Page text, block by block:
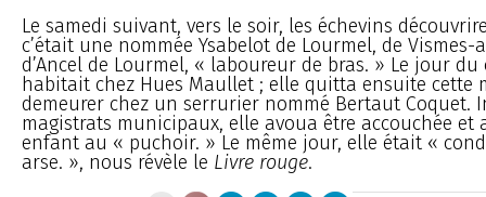
Le samedi suivant, vers le soir, les échevins
c’était une nommée Ysabelot de Lourmel, de Vismes-
d’Ancel de Lourmel, « laboureur de bras. » Le jour
habitait chez Hues Maullet ; elle quitta ensuite cette
demeurer chez un serrurier nommé Bertaut Coquet.
magistrats municipaux, elle avoua être accouchée et
enfant au « puchoir. » Le même jour, elle était «
arse. », nous révèle le Livre rouge.